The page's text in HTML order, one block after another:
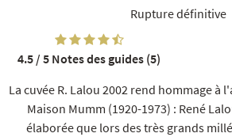
Rupture définitive
La cuvée R. Lalou 2002 rend hommage à
Maison Mumm (1920-1973) : René
élaborée que lors des très grands
4.5 / 5 Notes des guides (5)